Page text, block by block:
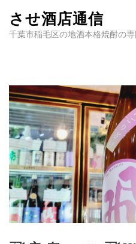
させ酒店通信
千葉市稲毛区の地酒本格焼酎の